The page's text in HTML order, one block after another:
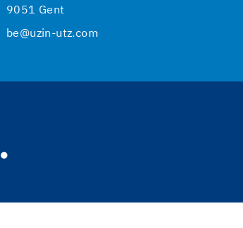
9051 Gent
be@uzin-utz.com